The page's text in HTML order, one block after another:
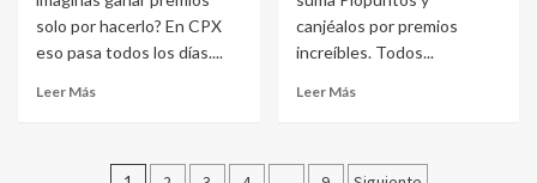
solo por hacerlo? En CPX
eso pasa todos los días....
Leer Más
canjéalos por premios
increíbles. Todos...
Leer Más